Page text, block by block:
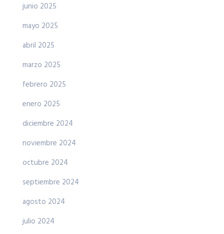
junio 2025
mayo 2025
abril 2025
marzo 2025
febrero 2025
enero 2025
diciembre 2024
noviembre 2024
octubre 2024
septiembre 2024
agosto 2024
julio 2024